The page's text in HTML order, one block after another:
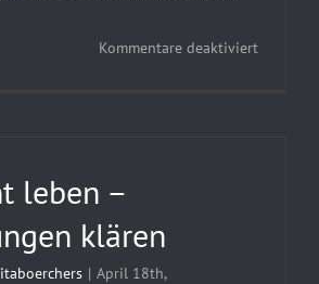
Kommentare deaktiviertfür
leben –
klären
| April 18th,